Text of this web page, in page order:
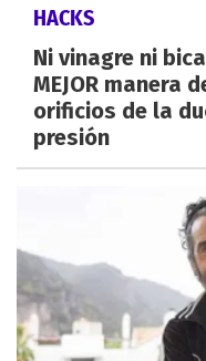
HACKS
Ni vinagre ni
MEJOR manera
orificios de la
presión